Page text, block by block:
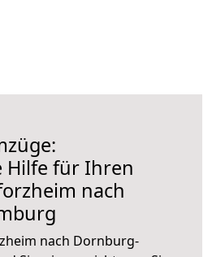
Hilfe für Ihren
nach
nach Dornburg-